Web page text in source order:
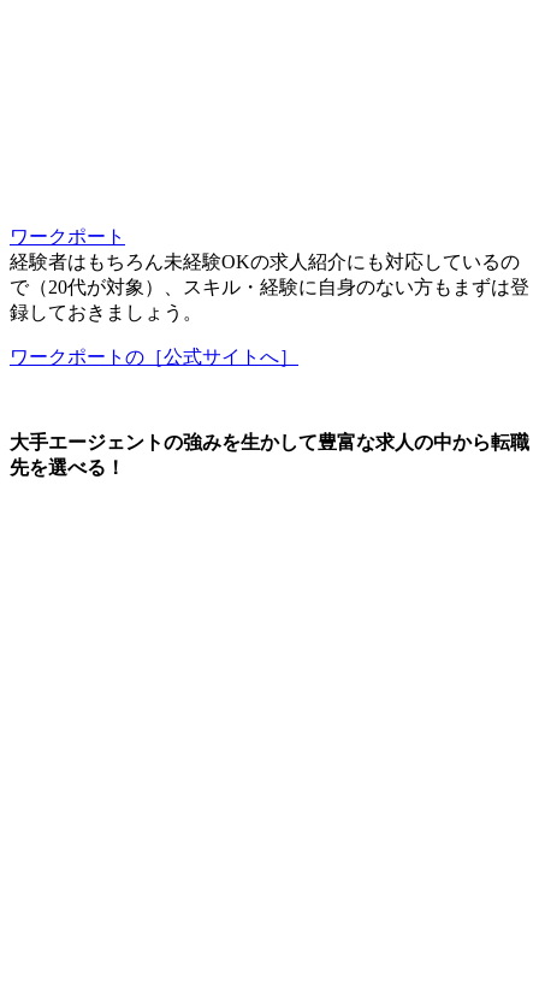
ワークポート
経験者はもちろん未経験OKの求人紹介にも対応しているの
で（20代が対象）、スキル・経験に自身のない方もまずは登
録しておきましょう。
ワークポートの［公式サイトへ］
大手エージェントの強みを生かして豊富な求人の中から転職
先を選べる！